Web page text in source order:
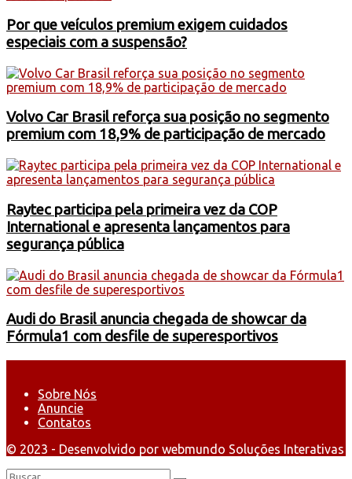
Por que veículos premium exigem cuidados
especiais com a suspensão?
Volvo Car Brasil reforça sua posição no segmento
premium com 18,9% de participação de mercado
Raytec participa pela primeira vez da COP
International e apresenta lançamentos para
segurança pública
Audi do Brasil anuncia chegada de showcar da
Fórmula1 com desfile de superesportivos
Sobre Nós
Anuncie
Contatos
© 2023 - Desenvolvido por webmundo Soluções Interativas